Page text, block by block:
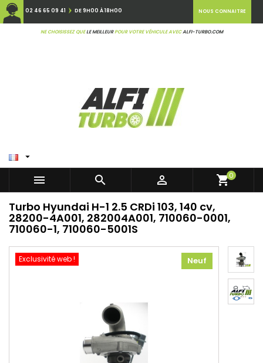
02 46 65 09 41 DE 9H00 À 18H00
NE CHOISISSEZ QUELE MEILLEURPOUR VOTRE VÉHICULE AVECALFI-TURBO.COM
NOUS CONNAITRE

   shopping_cart0
Turbo Hyundai H-1 2.5 CRDi 103, 140 cv,
28200-4A001, 282004A001, 710060-0001,
710060-1, 710060-5001S
Exclusivité web ! Neuf